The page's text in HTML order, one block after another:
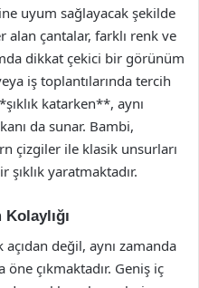
uyum sağlayacak şekilde
alan çantalar, farklı renk ve
dikkat çekici bir görünüm
iş toplantılarında tercih
katarken**, aynı
da sunar. Bambi,
çizgiler ile klasik unsurları
şıklık yaratmaktadır.
değil, aynı zamanda
çıkmaktadır. Geniş iç